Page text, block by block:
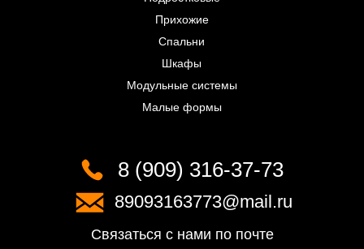
Прихожие
Спальни
Шкафы
Модульные системы
Малые формы
8 (909) 316-37-73
89093163773@mail.ru
Связаться с нами по почте